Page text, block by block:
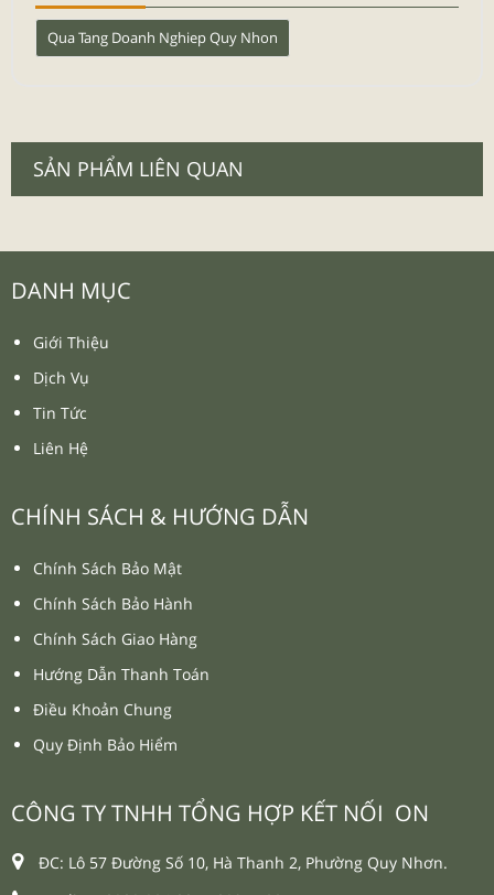
Qua Tang Doanh Nghiep Quy Nhon
SẢN PHẨM LIÊN QUAN
CÔNG TY TNHH TỔNG HỢP KẾT NỐI ON
ĐC: Lô 57 Đường Số 10, Hà Thanh 2, Phường Quy Nhơn.
DANH MỤC
Giới Thiệu
Dịch Vụ
Tin Tức
Liên Hệ
CHÍNH SÁCH & HƯỚNG DẪN
Chính Sách Bảo Mật
Chính Sách Bảo Hành
Chính Sách Giao Hàng
Hướng Dẫn Thanh Toán
Điều Khoản Chung
Quy Định Bảo Hiểm